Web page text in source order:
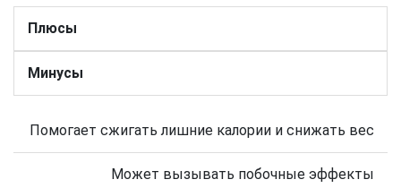
Плюсы
Минусы
Помогает сжигать лишние калории и снижать вес
Может вызывать побочные эффекты